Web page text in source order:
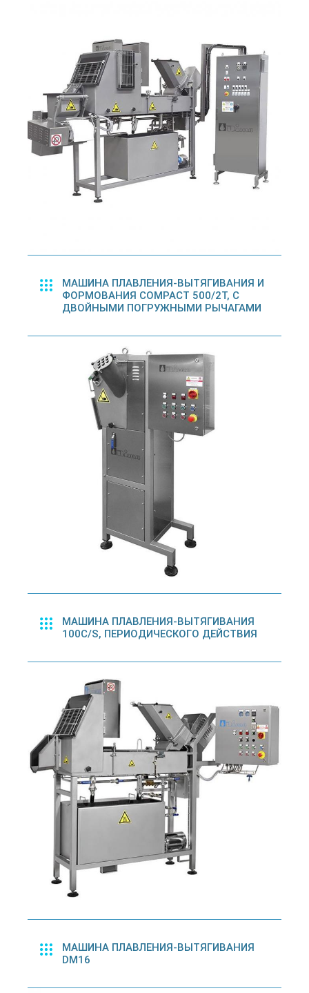
МАШИНА ПЛАВЛЕНИЯ-ВЫТЯГИВАНИЯ И
ФОРМОВАНИЯ COMPACT 500/2T, С
ДВОЙНЫМИ ПОГРУЖНЫМИ РЫЧАГАМИ
МАШИНА ПЛАВЛЕНИЯ-ВЫТЯГИВАНИЯ
100C/S, ПЕРИОДИЧЕСКОГО ДЕЙСТВИЯ
МАШИНА ПЛАВЛЕНИЯ-ВЫТЯГИВАНИЯ
DM16